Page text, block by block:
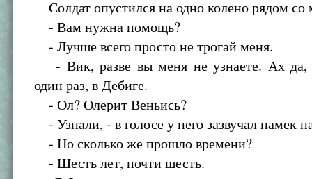
Солдат опустился на одно колено рядом
- Вам нужна помощь?
- Лучше всего просто не трогай меня.
- Вик, разве вы меня не узнаете. Ах да,
один раз, в Дебиге.
- Ол? Олерит Веньись?
- Узнали, - в голосе у него зазвучал намек
- Но сколько же прошло времени?
- Шесть лет, почти шесть.